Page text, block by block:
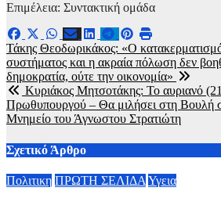
Επιμέλεια: Συντακτική ομάδα
Πλοήγηση
άρθρων
Τάκης Θεοδωρικάκος: «Ο
συστήματος και η ακραία πόλωση δεν
δημοκρατία, ούτε την οικονομία»
Κυριάκος Μητσοτάκης: Το αυριανό
Πρωθυπουργού – Θα μιλήσει στη Βουλή
Μνημείο του Άγνωστου Στρατιώτη
Σχετικό Άρθρο
Πολιτικη ΠΡΩΤΗ ΣΕΛΙΔΑ Υγεια